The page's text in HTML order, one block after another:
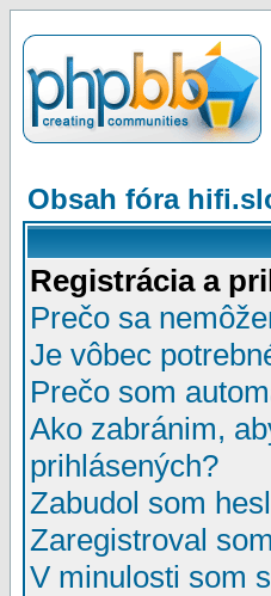
Obsah fóra
Registrácia a
Prečo sa
Je vôbec
Prečo som
Ako zabránim,
prihlásených?
Zabudol som
Zaregistroval
V minulosti som